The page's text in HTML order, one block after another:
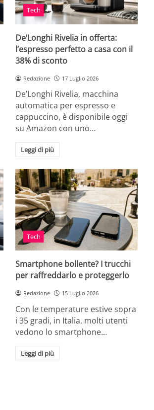
Tech
De’Longhi Rivelia in offerta:
l’espresso perfetto a casa con il
38% di sconto
Redazione 17 Luglio 2026
De’Longhi Rivelia, macchina
automatica per espresso e
cappuccino, è disponibile oggi
su Amazon con uno…
Leggi di più
Tech
Smartphone bollente? I trucchi
per raffreddarlo e proteggerlo
Redazione 15 Luglio 2026
Con le temperature estive sopra
i 35 gradi, in Italia, molti utenti
vedono lo smartphone…
Leggi di più